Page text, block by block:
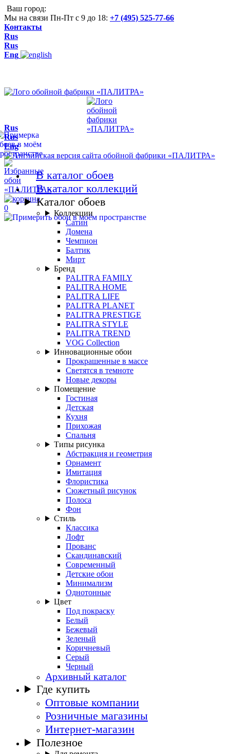
Ваш город:
Мы на связи Пн-Пт с 9 до 18: +7 (495) 525-77-66
Контакты
Rus
Rus
Eng
0
Rus
Rus
Eng
В каталог обоев
В каталог коллекций
Каталог обоев
Коллекции
Сатин
Домена
Чемпион
Балтик
Мирт
Бренд
PALITRA FAMILY
PALITRA HOME
PALITRA LIFE
PALITRA PLANET
PALITRA PRESTIGE
PALITRA STYLE
PALITRA TREND
VOG Collection
Инновационные обои
Прокрашенные в массе
Светятся в темноте
Новые декоры
Помещение
Гостиная
Детская
Кухня
Прихожая
Спальня
Типы рисунка
Абстракция и геометрия
Орнамент
Имитация
Флористика
Сюжетный рисунок
Полоса
Фон
Стиль
Классика
Лофт
Прованс
Скандинавский
Современный
Детские обои
Минимализм
Однотонные
Цвет
Под покраску
Белый
Бежевый
Зеленый
Коричневый
Серый
Черный
Архивный каталог
Где купить
Оптовые компании
Розничные магазины
Интернет-магазин
Полезное